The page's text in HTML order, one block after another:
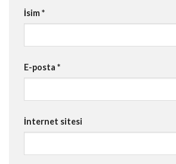
İsim*
E-posta *
İnternet sitesi